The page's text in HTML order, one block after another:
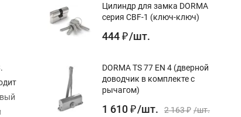
Цилиндр для замка DORMA
серия CBF-1 (ключ-ключ)
444 ₽ /шт.
DORMA TS 77 EN 4 (дверной
доводчик в комплекте с
рычагом)
1 610 ₽ /шт. 2 163 ₽ /шт.